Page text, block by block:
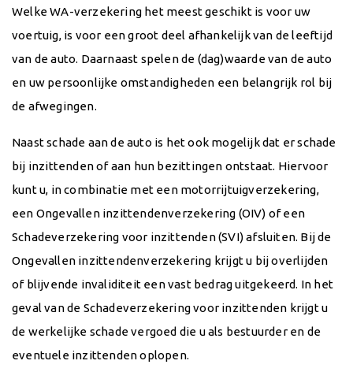
Welke WA-verzekering het meest geschikt is voor uw
voertuig, is voor een groot deel afhankelijk van de leeftijd
van de auto. Daarnaast spelen de (dag)waarde van de auto
en uw persoonlijke omstandigheden een belangrijk rol bij
de afwegingen.
Naast schade aan de auto is het ook mogelijk dat er schade
bij inzittenden of aan hun bezittingen ontstaat. Hiervoor
kunt u, in combinatie met een motorrijtuigverzekering,
een Ongevallen inzittendenverzekering (OIV) of een
Schadeverzekering voor inzittenden (SVI) afsluiten. Bij de
Ongevallen inzittendenverzekering krijgt u bij overlijden
of blijvende invaliditeit een vast bedrag uitgekeerd. In het
geval van de Schadeverzekering voor inzittenden krijgt u
de werkelijke schade vergoed die u als bestuurder en de
eventuele inzittenden oplopen.